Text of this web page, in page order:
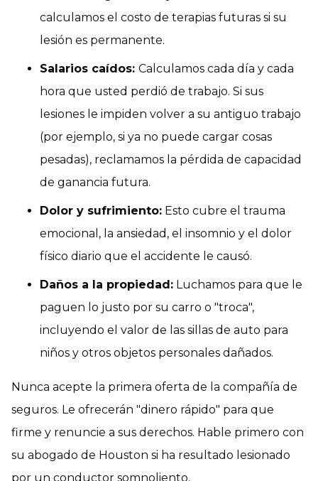
calculamos el costo de terapias futuras si su
lesión es permanente.
Salarios caídos: Calculamos cada día y cada
hora que usted perdió de trabajo. Si sus
lesiones le impiden volver a su antiguo trabajo
(por ejemplo, si ya no puede cargar cosas
pesadas), reclamamos la pérdida de capacidad
de ganancia futura.
Dolor y sufrimiento: Esto cubre el trauma
emocional, la ansiedad, el insomnio y el dolor
físico diario que el accidente le causó.
Daños a la propiedad: Luchamos para que le
paguen lo justo por su carro o "troca",
incluyendo el valor de las sillas de auto para
niños y otros objetos personales dañados.
Nunca acepte la primera oferta de la compañía de
seguros. Le ofrecerán "dinero rápido" para que
firme y renuncie a sus derechos. Hable primero con
su abogado de Houston si ha resultado lesionado
por un conductor somnoliento.